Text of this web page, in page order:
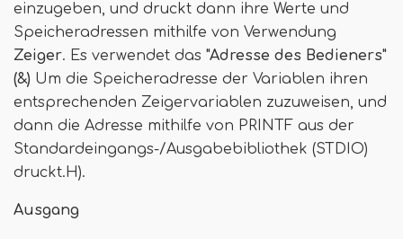
einzugeben, und druckt dann ihre Werte und
Speicheradressen mithilfe von Verwendung
Zeiger. Es verwendet das "Adresse des Bedieners"
(&) Um die Speicheradresse der Variablen ihren
entsprechenden Zeigervariablen zuzuweisen, und
dann die Adresse mithilfe von PRINTF aus der
Standardeingangs-/Ausgabebibliothek (STDIO)
druckt.H).
Ausgang